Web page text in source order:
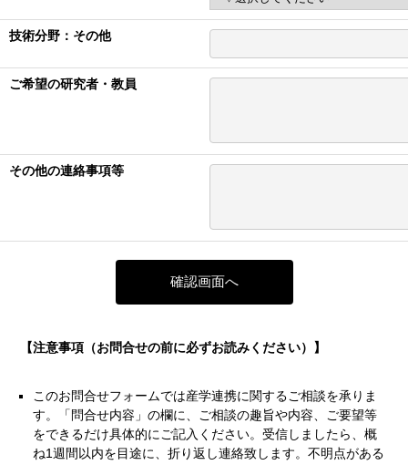
技術分野：その他
ご希望の研究者・教員
その他の連絡事項等
【注意事項（お問合せの前に必ずお読みください）】
このお問合せフォームでは産学連携に関するご相談を承りま
す。「問合せ内容」の欄に、ご相談の趣旨や内容、ご要望等
をできるだけ具体的にご記入ください。受信しましたら、概
ね1週間以内を目途に、折り返し連絡致します。不明点がある